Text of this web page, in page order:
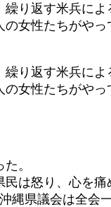
返す米兵によ
女性たちがやっ
返す米兵によ
女性たちがやっ
。
は怒り、心を痛
県議会は全会